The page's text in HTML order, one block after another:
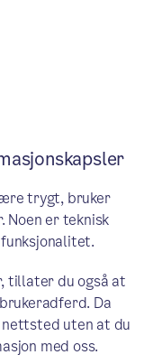
utvikling
som både
ønsker å
ivaretar
sier byråd
trygt, bruker
Noen er teknisk
tillater du også at
Da
uten at du
med oss.